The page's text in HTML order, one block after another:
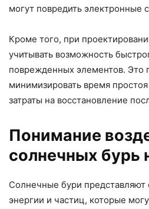
могут повредить электронные
Кроме того, при
учитывать возможность
поврежденных элементов. Это
минимизировать время
затраты на восстановление
Понимание
солнечных бурь
Солнечные бури
энергии и частиц, которые